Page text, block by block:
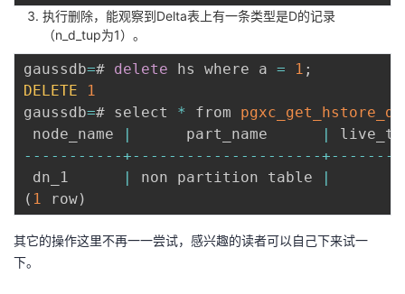
执行删除，能观察到Delta表上有一条类型是D的记录
（n_d_tup为1）。
gaussdb=# delete hs where a = 1 ;
DELETE
1
gaussdb=# select * from
node_name
      part_name
-- -- -- -- -- -+-- -- -- -- -- -- -- -- -- -- -+-- -- -- --
dn_1
non partition table
( 1 row)
其它的操作这里不再一一尝试，感兴趣的读者可以自己下来试一
下。